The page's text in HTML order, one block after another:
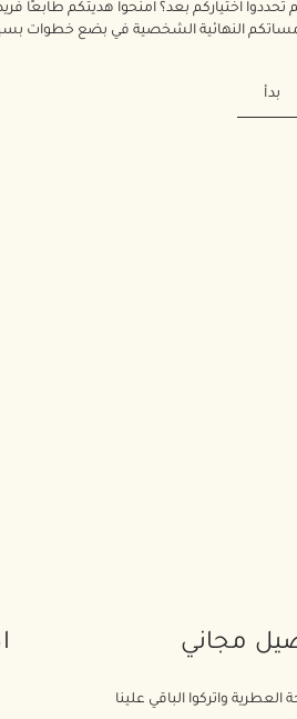
تحددوا اختياركم بعد؟ امنحوا هديتكم طابعًا
النهائية الشخصية في بضع خطوات
بدأ
مجاني
العطرية واتركوا الباقي علينا